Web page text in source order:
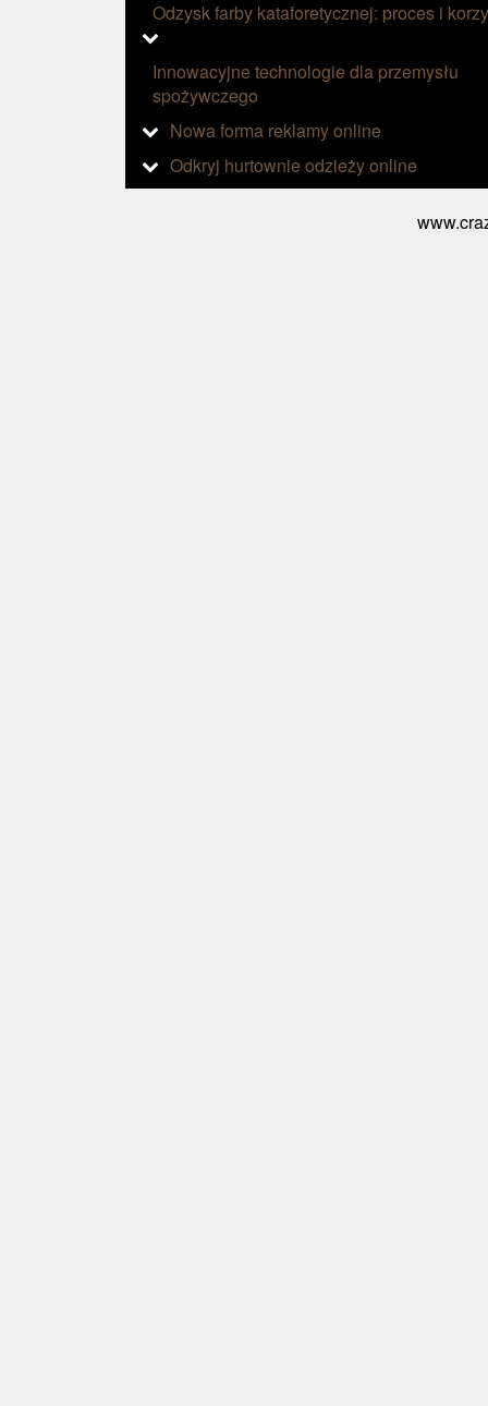
Odzysk farby kataforetycznej: proces i
Innowacyjne technologie dla przemysłu
spożywczego
Nowa forma reklamy online
Odkryj hurtownie odzieży online